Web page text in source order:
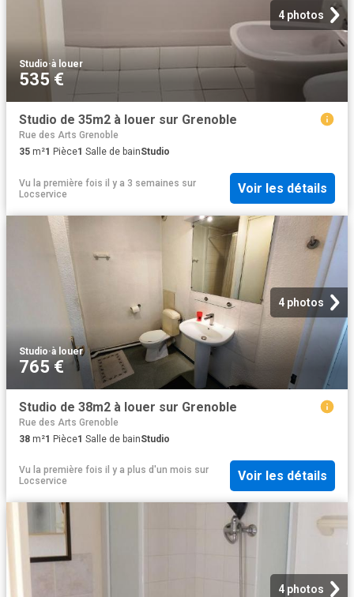
4 photos
Studio·à louer
535 €
Studio de 35m2 à louer sur Grenoble
Rue des Arts Grenoble
35 m²1 Pièce1 Salle de bainStudio
Vu la première fois il y a 3 semaines sur
Locservice
Voir les détails
4 photos
Studio·à louer
765 €
Studio de 38m2 à louer sur Grenoble
Rue des Arts Grenoble
38 m²1 Pièce1 Salle de bainStudio
Vu la première fois il y a plus d'un mois sur
Locservice
Voir les détails
4 photos